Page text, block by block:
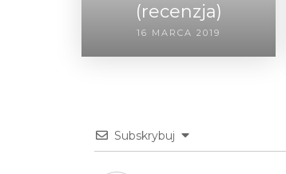
(recenzja)
16 MARCA 2019
Subskrybuj